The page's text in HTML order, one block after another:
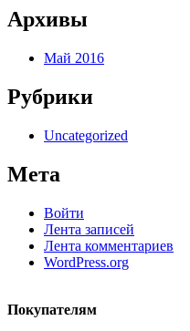
Архивы
Май 2016
Рубрики
Uncategorized
Мета
Войти
Лента записей
Лента комментариев
WordPress.org
Покупателям